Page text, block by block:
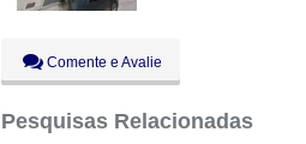
Comente e Avalie
Pesquisas Relacionadas